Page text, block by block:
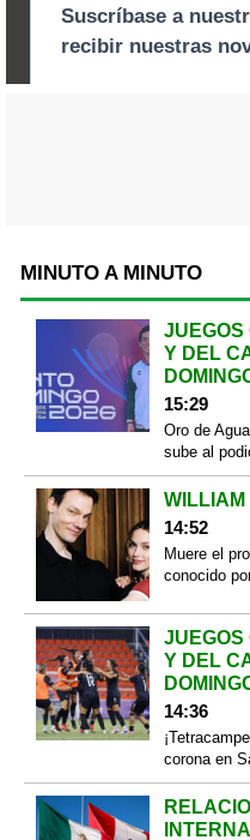
MINUTO A MINUTO
JUEGOS
Y DEL
15:29
Oro de
sube al
WILLIAM
14:52
Muere el
conocido
JUEGOS
Y DEL
14:36
corona en